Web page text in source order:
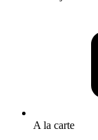
A la carte